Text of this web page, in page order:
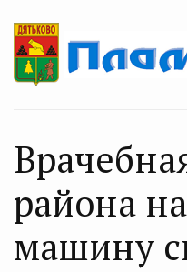
района
машину